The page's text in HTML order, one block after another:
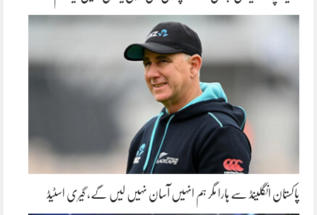
پاکستان انگلینڈ سے ہارا مگر ہم انہیں آسان نہیں لیں گے، گیری اسٹیڈ